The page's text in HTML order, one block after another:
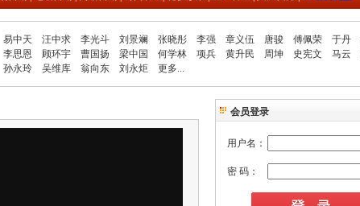
易中天 汪中求 李光斗 刘景斓 张晓彤 李强 章义伍 唐骏 傅佩荣 于丹
李思恩 顾环宇 曹国扬 梁中国 何学林 项兵 黄升民 周坤 史宪文 马云
孙永玲 吴维库 翁向东 刘永炬 更多...
会员登录
用户名：
密 码：